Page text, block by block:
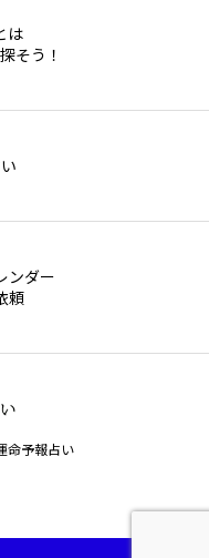
は
そう！
ンダー
頼
命予報占い